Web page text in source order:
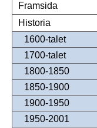
Framsida
Historia
1600-talet
1700-talet
1800-1850
1850-1900
1900-1950
1950-2001